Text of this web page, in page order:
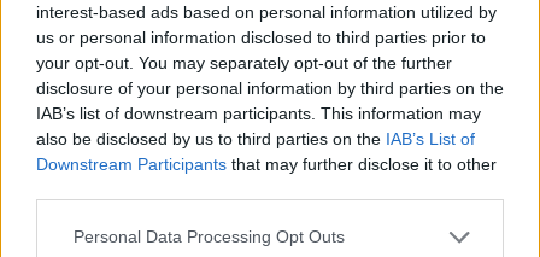
interest-based ads based on personal information utilized by
us or personal information disclosed to third parties prior to
your opt-out. You may separately opt-out of the further
disclosure of your personal information by third parties on the
IAB’s list of downstream participants. This information may
also be disclosed by us to third parties on the IAB’s List of
Downstream Participants that may further disclose it to other
Personal Data Processing Opt Outs
És talán éppen ezért működik ilyen jól: nem a
legendát halljuk benne, hanem az embert. Egy
bölcs, megható és meglepően erős késői album,
ami nem a múlt újrajátszására, hanem a múlt
megértésére tesz kísérletet.